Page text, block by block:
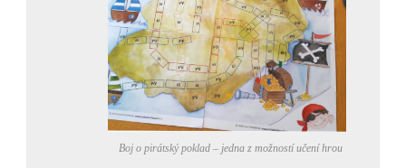
Boj o pirátský poklad – jedna z možností učení hrou